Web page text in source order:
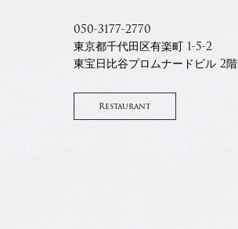
050-3177-2770
東京都千代田区有楽町 1-5-2
東宝日比谷プロムナードビル 2階
Restaurant